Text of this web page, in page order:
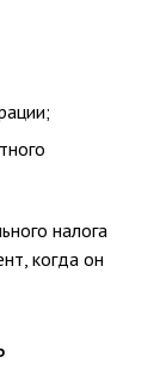
налога
когда он